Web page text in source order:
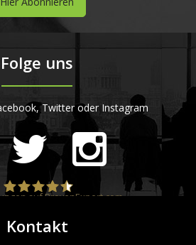
Folge uns
Twitter oder Instagram
STARTPLATZ
auf ProvenExpert.com
Kontakt